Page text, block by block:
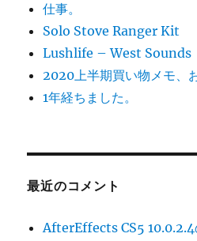
仕事。
Solo Stove Ranger Kit
Lushlife – West Sounds
2020上半期買い物メモ、
1年経ちました。
最近のコメント
AfterEffects CS5 10.0.2.4